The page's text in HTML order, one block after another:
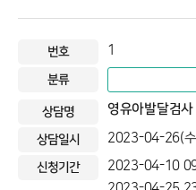
1
영유아발달검
2023-04-26(
2023-04-10